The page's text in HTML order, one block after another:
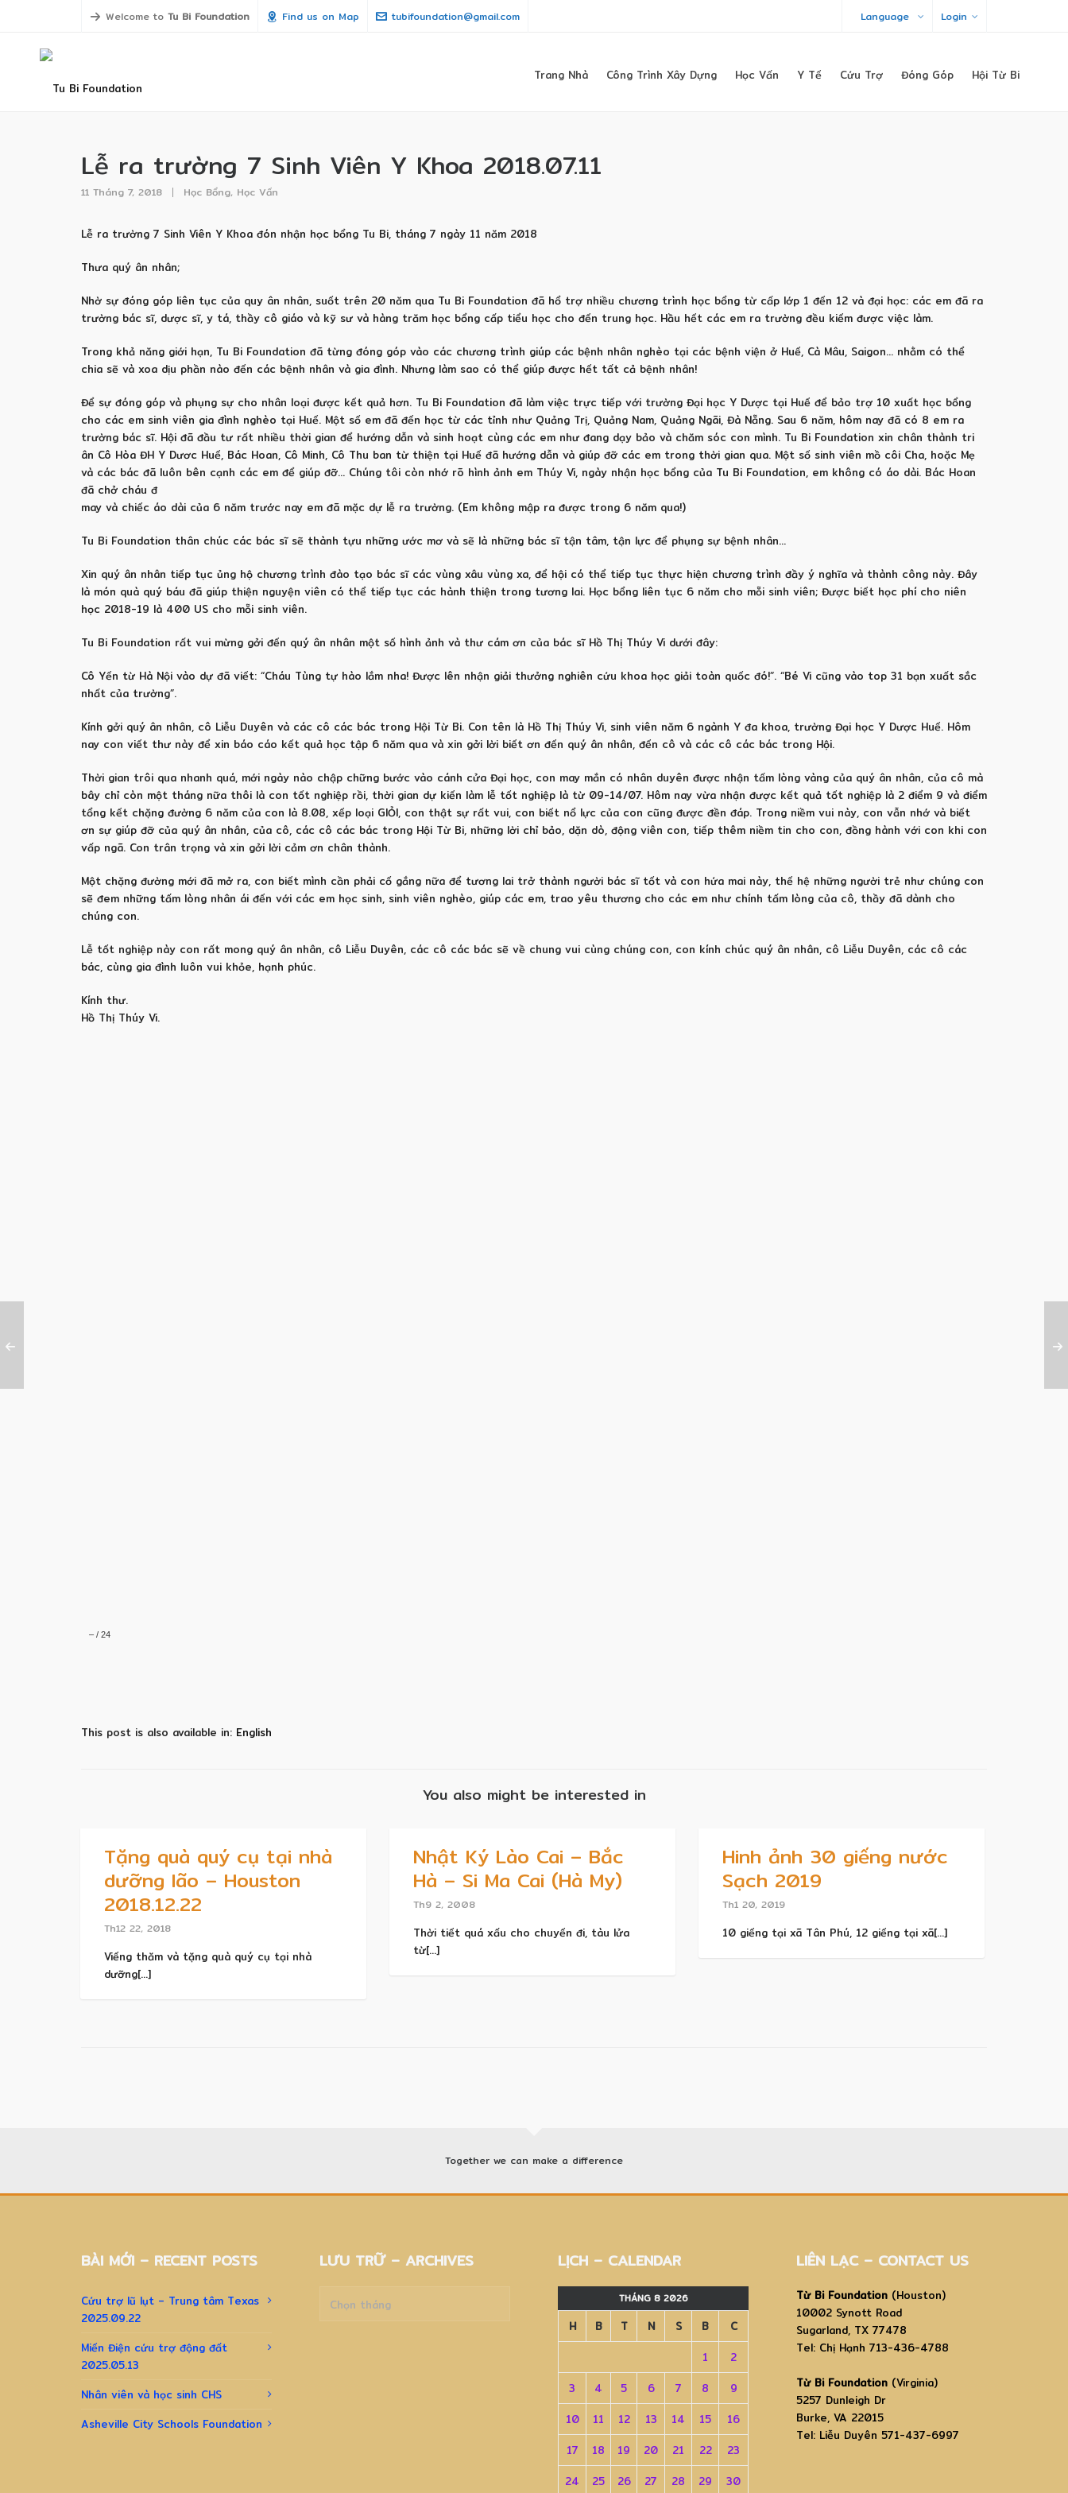
Welcome to Tu Bi Foundation Find us on Map tubifoundation@gmail.com Language Login
Trang Nhà Công Trình Xây Dựng Học Vấn Y Tế Cứu Trợ Đóng Góp Hội Từ Bi
Lễ ra trường 7 Sinh Viên Y Khoa 2018.07.11
11 Tháng 7, 2018 Học Bổng, Học Vấn
Lễ ra trường 7 Sinh Viên Y Khoa đón nhận học bổng Tu Bi, tháng 7 ngày 11 năm 2018
Thưa quý ân nhân;
Nhờ sự đóng góp liên tục của quy ân nhân, suốt trên 20 năm qua Tu Bi Foundation đã hổ trợ nhiều chương trình học bổng từ cấp lớp 1 đến 12 và đại học: các em đã ra
trường bác sĩ, dược sĩ, y tá, thầy cô giáo và kỹ sư và hàng trăm học bổng cấp tiểu học cho đến trung học. Hầu hết các em ra trường đều kiếm được việc làm.
Trong khả năng giới hạn, Tu Bi Foundation đã từng đóng góp vào các chương trình giúp các bệnh nhân nghèo tại các bệnh viện ở Huế, Cà Mâu, Saigon… nhằm có thể
chia sẽ và xoa dịu phần nào đến các bệnh nhân và gia đình. Nhưng làm sao có thể giúp được hết tất cả bệnh nhân!
Để sự đóng góp và phụng sự cho nhân loại được kết quả hơn. Tu Bi Foundation đã làm việc trực tiếp với trường Đại học Y Dược tại Huế để bảo trợ 10 xuất học bổng
cho các em sinh viên gia đình nghèo tại Huế. Một số em đã đến học từ các tỉnh như Quảng Trị, Quảng Nam, Quảng Ngãi, Đà Nẵng. Sau 6 năm, hôm nay đã có 8 em ra
trường bác sĩ. Hội đã đầu tư rất nhiều thời gian để hướng dẫn và sinh hoạt cùng các em như đang dạy bảo và chăm sóc con mình. Tu Bi Foundation xin chân thành tri
ân Cô Hòa ĐH Y Dươc Huế, Bác Hoan, Cô Minh, Cô Thu ban từ thiện tại Huế đã hướng dẫn và giúp đỡ các em trong thời gian qua. Một số sinh viên mồ côi Cha, hoặc Mẹ
và các bác đã luôn bên cạnh các em để giúp đỡ… Chúng tôi còn nhớ rõ hình ảnh em Thúy Vi, ngày nhận học bổng của Tu Bi Foundation, em không có áo dài. Bác Hoan
đã chở cháu đ
may và chiếc áo dài của 6 năm trước nay em đã mặc dự lễ ra trường. (Em không mập ra được trong 6 năm qua!)
Tu Bi Foundation thân chúc các bác sĩ sẽ thành tựu những ước mơ và sẽ là những bác sĩ tận tâm, tận lực để phụng sự bệnh nhân…
Xin quý ân nhân tiếp tục ủng hộ chương trình đào tạo bác sĩ các vùng xâu vùng xa, để hội có thể tiếp tục thực hiện chương trình đầy ý nghĩa và thành công này. Đây
là món quà quý báu đã giúp thiện nguyện viên có thể tiếp tục các hành thiện trong tương lai. Học bổng liên tục 6 năm cho mỗi sinh viên; Được biết học phí cho niên
học 2018-19 là 400 US cho mỗi sinh viên.
Tu Bi Foundation rất vui mừng gởi đến quý ân nhân một số hình ảnh và thư cám ơn của bác sĩ Hồ Thị Thúy Vi dưới đây:
Cô Yến từ Hà Nội vào dự đã viết: “Cháu Tùng tự hào lắm nha! Được lên nhận giải thưởng nghiên cứu khoa học giải toàn quốc đó!”. “Bé Vi cũng vào top 31 bạn xuất sắc
nhất của trường”.
Kính gởi quý ân nhân, cô Liễu Duyên và các cô các bác trong Hội Từ Bi. Con tên là Hồ Thị Thúy Vi, sinh viên năm 6 ngành Y đa khoa, trường Đại học Y Dược Huế. Hôm
nay con viết thư này để xin báo cáo kết quả học tập 6 năm qua và xin gởi lời biết ơn đến quý ân nhân, đến cô và các cô các bác trong Hội.
Thời gian trôi qua nhanh quá, mới ngày nào chập chững bước vào cánh cửa Đại học, con may mắn có nhân duyên được nhận tấm lòng vàng của quý ân nhân, của cô mà
bây chỉ còn một tháng nữa thôi là con tốt nghiệp rồi, thời gian dự kiến làm lễ tốt nghiệp là từ 09-14/07. Hôm nay vừa nhận được kết quả tốt nghiệp là 2 điểm 9 và điểm
tổng kết chặng đường 6 năm của con là 8.08, xếp loại GIỎI, con thật sự rất vui, con biết nổ lực của con cũng được đền đáp. Trong niềm vui này, con vẫn nhớ và biết
ơn sự giúp đỡ của quý ân nhân, của cô, các cô các bác trong Hội Từ Bi, những lời chỉ bảo, dặn dò, động viên con, tiếp thêm niềm tin cho con, đồng hành với con khi con
vấp ngã. Con trân trọng và xin gởi lời cảm ơn chân thành.
Một chặng đường mới đã mở ra, con biết mình cần phải cố gắng nữa để tương lai trở thành người bác sĩ tốt và con hứa mai này, thế hệ những người trẻ như chúng con
sẽ đem những tấm lòng nhân ái đến với các em học sinh, sinh viên nghèo, giúp các em, trao yêu thương cho các em như chính tấm lòng của cô, thầy đã dành cho
chúng con.
Lễ tốt nghiệp này con rất mong quý ân nhân, cô Liễu Duyên, các cô các bác sẽ về chung vui cùng chúng con, con kính chúc quý ân nhân, cô Liễu Duyên, các cô các
bác, cùng gia đình luôn vui khỏe, hạnh phúc.
Kính thư.
Hồ Thị Thúy Vi.
– / 24
This post is also available in: English
You also might be interested in
Tặng quà quý cụ tại nhà
dưỡng lão – Houston
2018.12.22
Th12 22, 2018
Viếng thăm và tặng quà quý cụ tại nhà
dưỡng[...]
Nhật Ký Lào Cai – Bắc
Hà – Si Ma Cai (Hà My)
Th9 2, 2008
Thời tiết quá xấu cho chuyến đi, tàu lửa
từ[...]
Hinh ảnh 30 giếng nước
Sạch 2019
Th1 20, 2019
10 giếng tại xã Tân Phú, 12 giếng tại xã[...]
Together we can make a difference
BÀI MỚI – RECENT POSTS
Cứu trợ lũ lụt – Trung tâm Texas
2025.09.22
Miến Điện cứu trợ động đất
2025.05.13
Nhân viên và học sinh CHS
Asheville City Schools Foundation
LƯU TRỮ – ARCHIVES
trữ
LỊCH – CALENDAR
THÁNG 8 2026
H B T N S B
C
1
2
3
4 5 6 7 8
9
10
11 12 13 14 15
16
17
18 19 20 21 22
23
24
25 26 27 28 29 30
LIÊN LẠC – CONTACT US
Từ Bi Foundation (Houston)
10002 Synott Road
Sugarland, TX 77478
Tel: Chị Hạnh 713-436-4788
Từ Bi Foundation (Virginia)
5257 Dunleigh Dr
Burke, VA 22015
Tel: Liễu Duyên 571-437-6997